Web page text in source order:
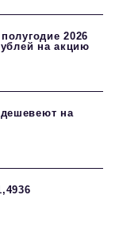
2026
на акцию
на